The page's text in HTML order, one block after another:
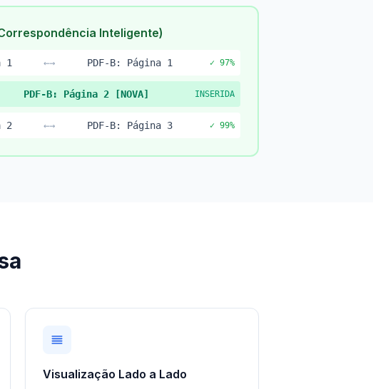
Inteligente)
1 ←→ PDF-B: Página 1 ✓ 97%
PDF-B: Página 2 [NOVA] INSERIDA
2 ←→ PDF-B: Página 3 ✓ 99%
Visualização Lado a Lado